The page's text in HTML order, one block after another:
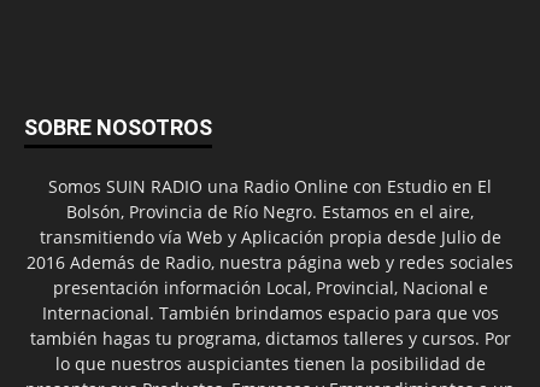
SOBRE NOSOTROS
Somos SUIN RADIO una Radio Online con Estudio en El
Bolsón, Provincia de Río Negro. Estamos en el aire,
transmitiendo vía Web y Aplicación propia desde Julio de
2016 Además de Radio, nuestra página web y redes sociales
presentación información Local, Provincial, Nacional e
Internacional. También brindamos espacio para que vos
también hagas tu programa, dictamos talleres y cursos. Por
lo que nuestros auspiciantes tienen la posibilidad de